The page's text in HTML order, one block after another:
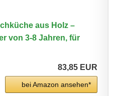
aus Holz –
von 3-8 Jahren, für
83,85 EUR
bei Amazon ansehen*